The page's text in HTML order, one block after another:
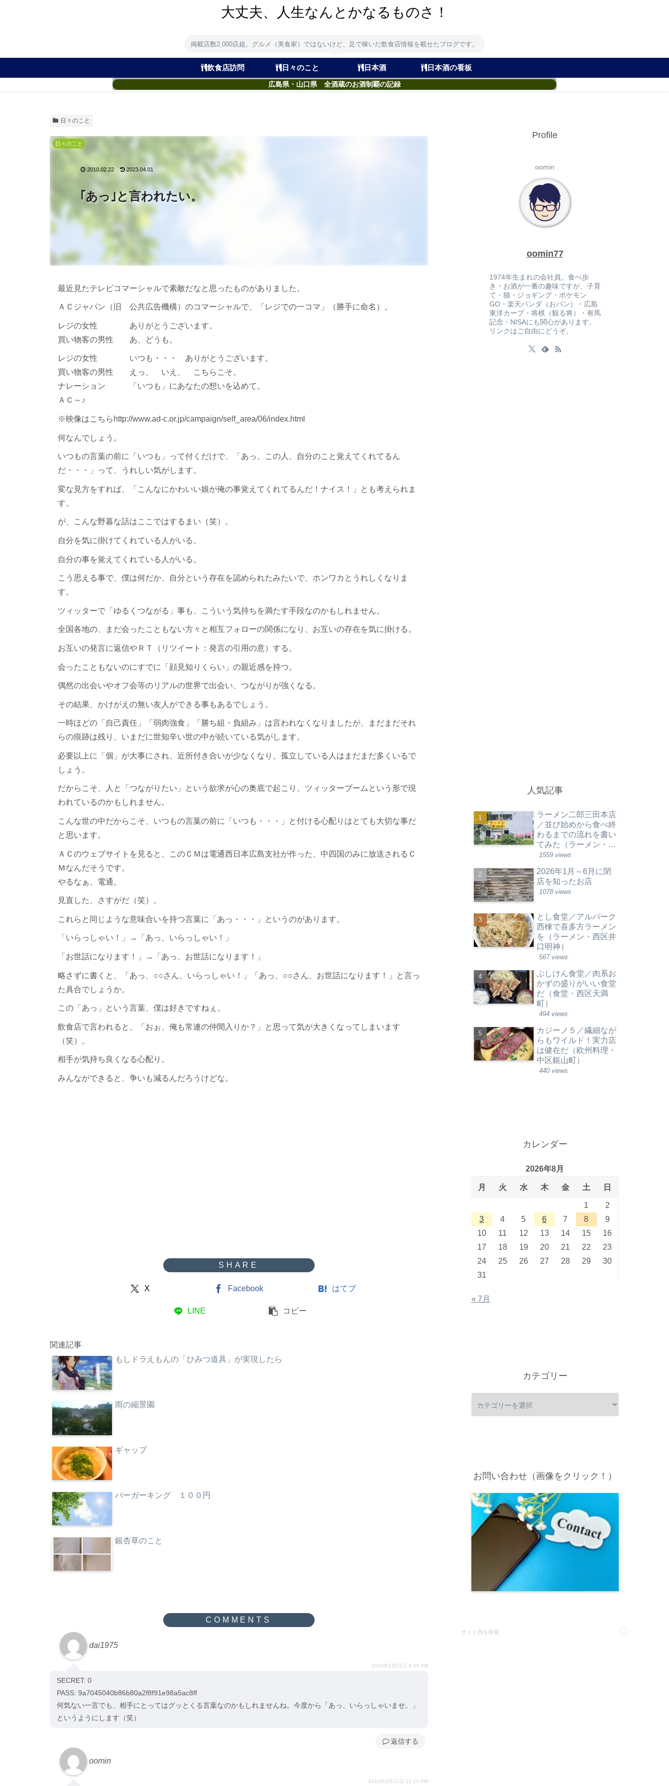
大丈夫、人生なんとかなるものさ！
掲載店数2,000店超。グルメ（美食家）ではないけど、足で稼いだ飲食店情報を載せたブログです。
飲食店訪問 日々のこと 日本酒 日本酒の看板
広島県・山口県 全酒蔵のお酒制覇の記録
日々のこと
｢あっ｣と言われたい。
日々のこと
2010.02.22 2023.04.01
最近見たテレビコマーシャルで素敵だなと思ったものがありました。
ＡＣジャパン（旧 公共広告機構）のコマーシャルで、「レジでの一コマ」（勝手に命名）。
レジの女性 ありがとうございます。
買い物客の男性 あ、どうも。
レジの女性 いつも・・・ ありがとうございます。
買い物客の男性 えっ、 いえ、 こちらこそ。
ナレーション 「いつも」にあなたの想いを込めて。
ＡＣ～♪
※映像はこちらhttp://www.ad-c.or.jp/campaign/self_area/06/index.html
何なんでしょう。
いつもの言葉の前に「いつも」って付くだけで、「あっ、この人、自分のこと覚えてくれてるん
だ・・・」って、うれしい気がします。
変な見方をすれば、「こんなにかわいい娘が俺の事覚えてくれてるんだ！ナイス！」とも考えられま
す。
が、こんな野暮な話はここではするまい（笑）。
自分を気に掛けてくれている人がいる。
自分の事を覚えてくれている人がいる。
こう思える事で、僕は何だか、自分という存在を認められたみたいで、ホンワカとうれしくなりま
す。
ツィッターで「ゆるくつながる」事も、こういう気持ちを満たす手段なのかもしれません。
全国各地の、まだ会ったこともない方々と相互フォローの関係になり、お互いの存在を気に掛ける。
お互いの発言に返信やＲＴ（リツイート：発言の引用の意）する。
会ったこともないのにすでに「顔見知りくらい」の親近感を持つ。
偶然の出会いやオフ会等のリアルの世界で出会い、つながりが強くなる。
その結果、かけがえの無い友人ができる事もあるでしょう。
一時ほどの「自己責任」「弱肉強食」「勝ち組・負組み」は言われなくなりましたが、まだまだそれ
らの痕跡は残り、いまだに世知辛い世の中が続いている気がします。
必要以上に「個」が大事にされ、近所付き合いが少なくなり、孤立している人はまだまだ多くいるで
しょう。
だからこそ、人と「つながりたい」という欲求が心の奥底で起こり、ツィッターブームという形で現
われているのかもしれません。
こんな世の中だからこそ、いつもの言葉の前に「いつも・・・」と付ける心配りはとても大切な事だ
と思います。
ＡＣのウェブサイトを見ると、このＣＭは電通西日本広島支社が作った、中四国のみに放送されるＣ
Ｍなんだそうです。
やるなぁ、電通。
見直した、さすがだ（笑）。
これらと同じような意味合いを持つ言葉に「あっ・・・」というのがあります。
「いらっしゃい！」→「あっ、いらっしゃい！」
「お世話になります！」→「あっ、お世話になります！」
略さずに書くと、「あっ、○○さん、いらっしゃい！」「あっ、○○さん、お世話になります！」と言っ
た具合でしょうか。
この「あっ」という言葉、僕は好きですねぇ。
飲食店で言われると、「おぉ、俺も常連の仲間入りか？」と思って気が大きくなってしまいます
（笑）。
相手が気持ち良くなる心配り。
みんなができると、争いも減るんだろうけどな。
X Facebook はてブ
LINE コピー
関連記事
もしドラえもんの「ひみつ道具」が実現したら
雨の縮景園
ギャップ
バーガーキング １００円
銀杏草のこと
dai1975
2010年2月22日 9:45 PM
SECRET: 0
PASS: 9a7045040b86b80a2f8f91e98a5ac8ff
何気ない一言でも、相手にとってはグッとくる言葉なのかもしれませんね。今度から「あっ、いらっしゃいませ。」
というようにします（笑）
返信
oomin
2010年2月22日 11:10 PM
Profile
oomin
oomin77
1974年生まれの会社員。食べ歩
き・お酒が一番の趣味ですが、子育
て・猫・ジョギング・ポケモン
GO・楽天パンダ（おパン）・広島
東洋カープ・将棋（観る将）・有馬
記念・NISAにも関心があります。
リンクはご自由にどうぞ。
人気記事
ラーメン二郎三田本店
／並び始めから食べ終
わるまでの流れを書い
てみた（ラーメン・東
京都港区）
1559 views
2026年1月～6月に閉
店を知ったお店
1078 views
とし食堂／アルパーク
西棟で喜多方ラーメン
を（ラーメン・西区井
口明神）
567 views
ぶしけん食堂／肉系お
かずの盛りがいい食堂
だ（食堂・西区天満
町）
494 views
カジーノ５／繊細なが
らもワイルド！実力店
は健在だ（欧州料理・
中区銀山町）
440 views
カレンダー
2026年8月
月 火 水 木 金 土 日
1
2
3
4 5 6 7 8
9
10
11 12 13 14 15
16
17
18 19 20 21 22
23
24
25 26 27 28 29
30
31
« 7月
カテゴリー
お問い合わせ（画像をクリック！）